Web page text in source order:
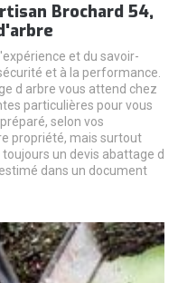
Brochard 54,
et du savoir-
et à la performance.
d arbre vous attend chez
particulières pour vous
selon vos
propriété, mais surtout
un devis abattage d
dans un document